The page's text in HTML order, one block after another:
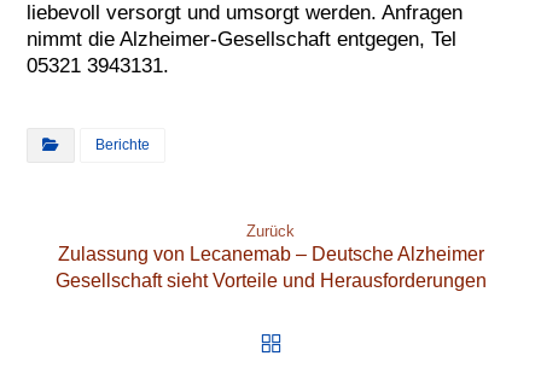
liebevoll versorgt und umsorgt werden. Anfragen
nimmt die Alzheimer-Gesellschaft entgegen, Tel
05321 3943131.
Berichte
Zurück
Zulassung von Lecanemab – Deutsche Alzheimer
Gesellschaft sieht Vorteile und Herausforderungen